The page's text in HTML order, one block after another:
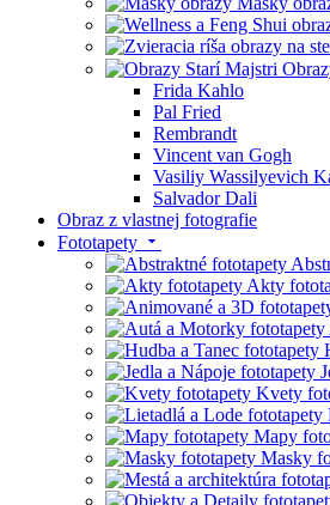
Frida Kahlo
Pal Fried
Rembrandt
Vincent van Gogh
Vasiliy Wassilyevich
Salvador Dali
Obraz z vlastnej fotografie
Fototapety
Akty
Kvety
Mapy
Masky